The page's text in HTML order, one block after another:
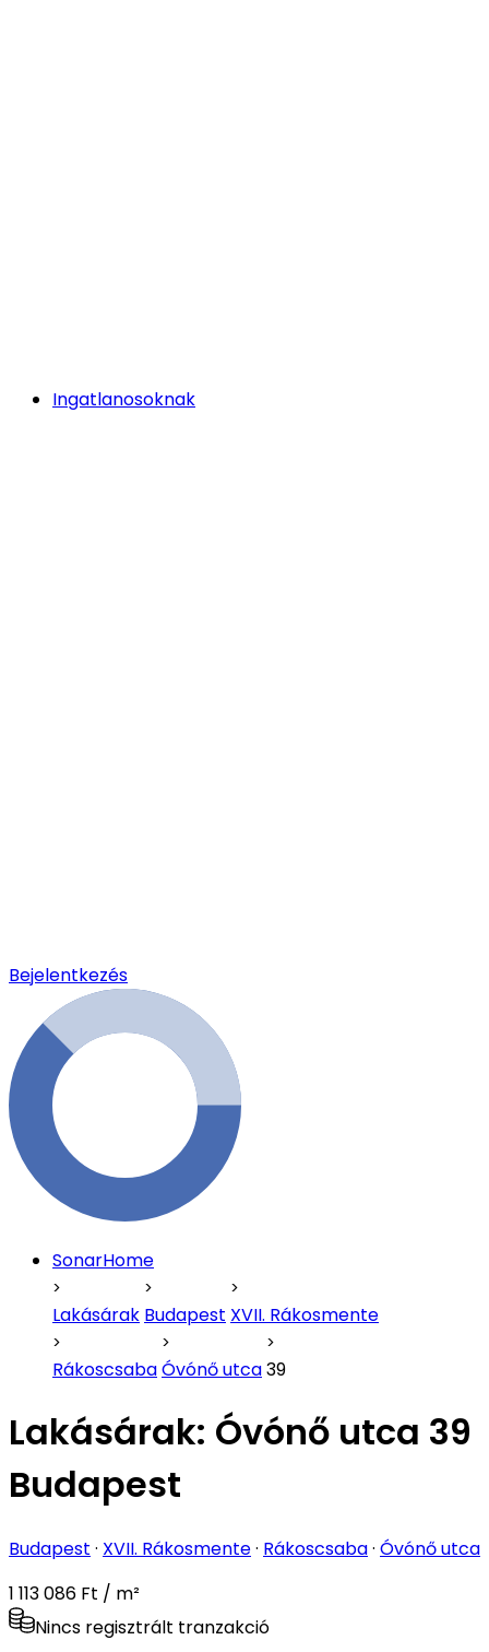
Ingatlanosoknak
Bejelentkezés
SonarHome
Lakásárak Budapest XVII. Rákosmente
RákoscsabaÓvónő utca39
Lakásárak: Óvónő utca 39
Budapest
Budapest · XVII. Rákosmente· Rákoscsaba· Óvónő utca
1 113 086 Ft / m²
Nincs regisztrált tranzakció